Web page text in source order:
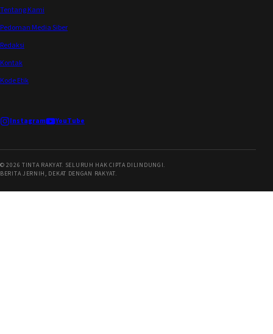
Tentang Kami
Pedoman Media Siber
Redaksi
Kontak
Kode Etik
Instagram YouTube
©2026 TINTA RAKYAT. SELURUH HAK CIPTA DILINDUNGI.
BERITA JERNIH, DEKAT DENGAN RAKYAT.